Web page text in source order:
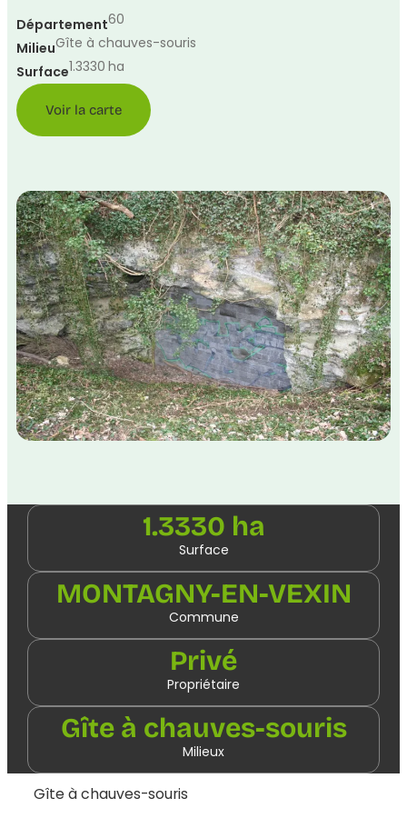
Département60
MilieuGîte à chauves-souris
Surface1.3330 ha
Voir la carte
1.3330 ha
Surface
MONTAGNY-EN-VEXIN
Commune
Privé
Propriétaire
Gîte à chauves-souris
Milieux
Gîte à chauves-souris